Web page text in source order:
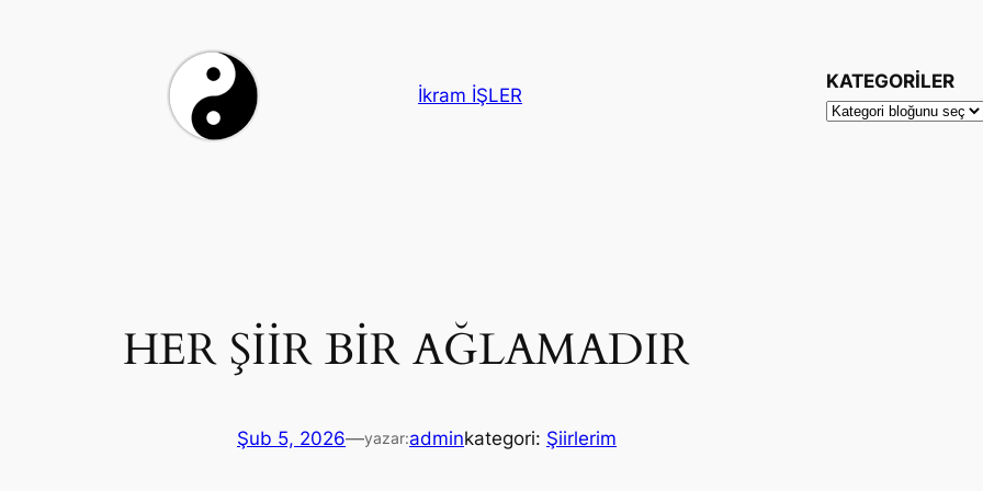
İkram İŞLER
KATEGORİLER
HER ŞİİR BİR AĞLAMADIR
Şub 5, 2026—yazar:adminkategori: Şiirlerim